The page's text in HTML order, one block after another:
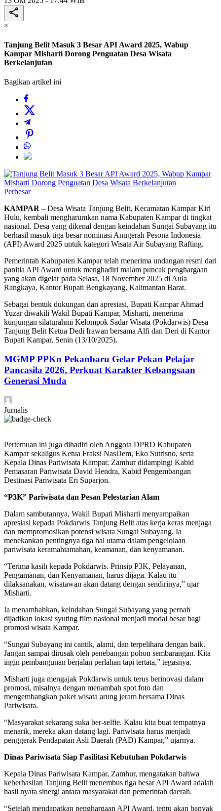
×
Tanjung Belit Masuk 3 Besar API Award 2025, Wabup
Kampar Misharti Dorong Penguatan Desa Wisata
Berkelanjutan
Bagikan artikel ini
Perbesar
KAMPAR – Desa Wisata Tanjung Belit, Kecamatan Kampar Kiri
Hulu, kembali mengharumkan nama Kabupaten Kampar di tingkat
nasional. Desa yang dikenal dengan keindahan Sungai Subayang itu
berhasil masuk tiga besar nominasi Anugerah Pesona Indonesia
(API) Award 2025 untuk kategori Wisata Air Subayang Rafting.
Pemerintah Kabupaten Kampar telah menerima undangan resmi dari
panitia API Award untuk menghadiri malam puncak penghargaan
yang akan digelar pada Selasa, 18 November 2025 di Aula
Rangkaya, Kantor Bupati Bengkayang, Kalimantan Barat.
Sebagai bentuk dukungan dan apresiasi, Bupati Kampar Ahmad
Yuzar diwakili Wakil Bupati Kampar, Misharti, menerima
kunjungan silaturahmi Kelompok Sadar Wisata (Pokdarwis) Desa
Tanjung Belit Ketua Dedi Irawan bersama Alfi dan Deri di Kantor
Bupati Kampar, Senin (13/10/2025).
MGMP PPKn Pekanbaru Gelar Pekan Pelajar
Pancasila 2026, Perkuat Karakter Kebangsaan
Generasi Muda
Jurnalis
Pertemuan ini juga dihadiri oleh Anggota DPRD Kabupaten
Kampar sekaligus Ketua Fraksi NasDem, Eko Sutrisno, serta
Kepala Dinas Pariwisata Kampar, Zamhur didampingi Kabid
Pemasaran Pariwisata David Hendra, Kabid Pengembangan
Destinasi Pariwisata Eri Suparjon.
“P3K” Pariwisata dan Pesan Pelestarian Alam
Dalam sambutannya, Wakil Bupati Misharti menyampaikan
apresiasi kepada Pokdarwis Tanjung Belit atas kerja keras menjaga
dan mempromosikan potensi wisata Sungai Subayang. Ia
menekankan pentingnya tiga hal utama dalam pengelolaan
pariwisata keramahtamahan, keamanan, dan kenyamanan.
“Terima kasih kepada Pokdarwis. Prinsip P3K, Pelayanan,
Pengamanan, dan Kenyamanan, harus dijaga. Kalau itu
dilaksanakan, wisatawan akan datang dengan sendirinya,” ujar
Misharti.
Ia menambahkan, keindahan Sungai Subayang yang pernah
dijadikan lokasi syuting film nasional menjadi modal besar bagi
promosi wisata Kampar.
“Sungai Subayang ini cantik, alami, dan terpelihara dengan baik.
Jangan sampai dirusak oleh penebangan pohon sembarangan. Kita
ingin pembangunan berjalan perlahan tapi tertata,” tegasnya.
Misharti juga mengajak Pokdarwis untuk terus berinovasi dalam
promosi, misalnya dengan menambah spot foto dan
mengembangkan paket wisata arung jeram bersama Dinas
Pariwisata.
“Masyarakat sekarang suka ber-selfie. Kalau kita buat tempatnya
menarik, mereka akan datang lagi. Pariwisata harus menjadi
penggerak Pendapatan Asli Daerah (PAD) Kampar,” ujarnya.
Dinas Pariwisata Siap Fasilitasi Kebutuhan Pokdarwis
Kepala Dinas Pariwisata Kampar, Zamhur, mengatakan bahwa
keberhasilan Tanjung Belit menembus tiga besar API Award adalah
hasil nyata sinergi antara masyarakat dan pemerintah daerah.
“Setelah mendapatkan penghargaan API Award, tentu akan banyak